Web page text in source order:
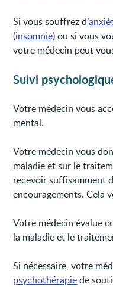
Si vous souffrez d’
(insomnie) ou si vous
votre médecin peut
Suivi
Votre médecin vous
mental.
Votre médecin vous
maladie et sur le
recevoir suffisamment
encouragements. Cela
Votre médecin évalue
la maladie et le
Si nécessaire, votre
psychothérapiede